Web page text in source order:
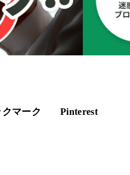
クマーク Pinterest